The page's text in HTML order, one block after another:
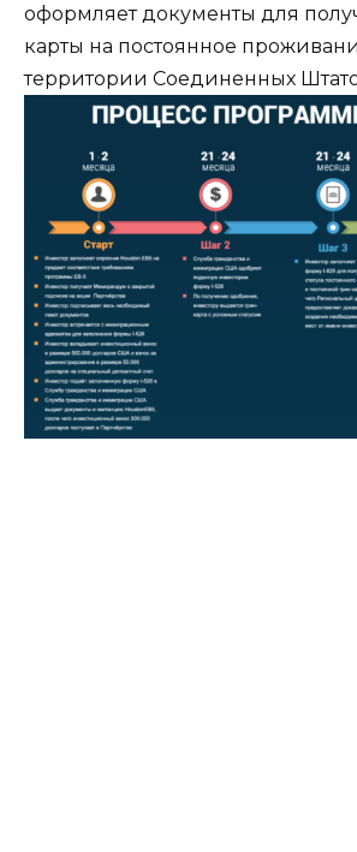
оформляет документы для
карты на постоянное
территории Соединенных